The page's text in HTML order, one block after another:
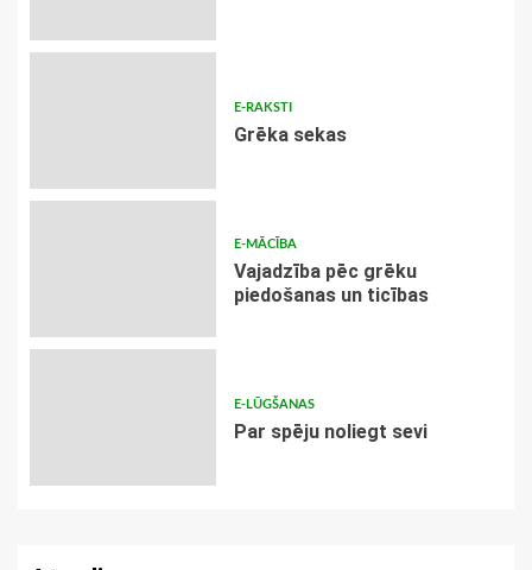
E-RAKSTI
Grēka sekas
E-MĀCĪBA
Vajadzība pēc grēku
piedošanas un ticības
E-LŪGŠANAS
Par spēju noliegt sevi